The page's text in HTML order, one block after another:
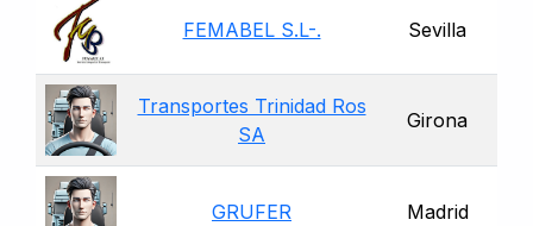
FEMABEL S.L-. Sevilla
Transportes Trinidad Ros
SA
Girona
GRUFER Madrid